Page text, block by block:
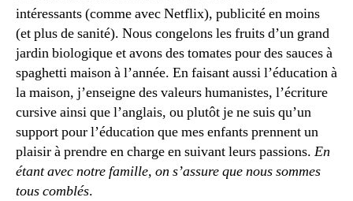
intéressants (comme avec Netflix), publicité en moins
(et plus de sanité). Nous congelons les fruits d’un grand
jardin biologique et avons des tomates pour des sauces à
spaghetti maison à l’année. En faisant aussi l’éducation à
la maison, j’enseigne des valeurs humanistes, l’écriture
cursive ainsi que l’anglais, ou plutôt je ne suis qu’un
support pour l’éducation que mes enfants prennent un
plaisir à prendre en charge en suivant leurs passions. En
étant avec notre famille, on s’assure que nous sommes
tous comblés.